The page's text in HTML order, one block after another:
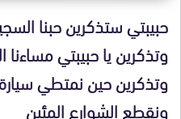
حبيبتي ستذكرين حبنا
وتذكرين يا حبيبتي مساءنا
وتذكرين حين نمتطي
ونقطع الشوارع المئين